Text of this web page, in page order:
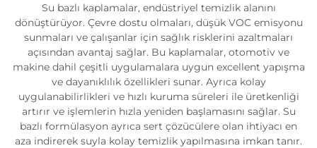
Su bazlı kaplamalar, endüstriyel temizlik alanını
dönüştürüyor. Çevre dostu olmaları, düşük VOC emisyonu
sunmaları ve çalışanlar için sağlık risklerini azaltmaları
açısından avantaj sağlar. Bu kaplamalar, otomotiv ve
makine dahil çeşitli uygulamalara uygun excellent yapışma
ve dayanıklılık özellikleri sunar. Ayrıca kolay
uygulanabilirlikleri ve hızlı kuruma süreleri ile üretkenliği
artırır ve işlemlerin hızla yeniden başlamasını sağlar. Su
bazlı formülasyon ayrıca sert çözücülere olan ihtiyacı en
aza indirerek suyla kolay temizlik yapılmasına imkan tanır.